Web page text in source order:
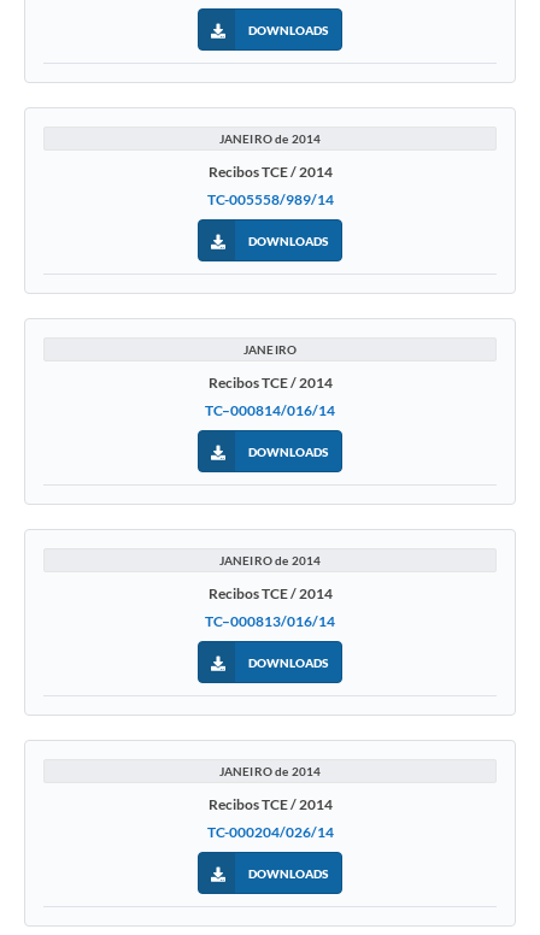
DOWNLOADS
JANEIRO de 2014
Recibos TCE / 2014
TC-005558/989/14
DOWNLOADS
JANEIRO
Recibos TCE / 2014
TC–000814/016/14
DOWNLOADS
JANEIRO de 2014
Recibos TCE / 2014
TC–000813/016/14
DOWNLOADS
JANEIRO de 2014
Recibos TCE / 2014
TC-000204/026/14
DOWNLOADS